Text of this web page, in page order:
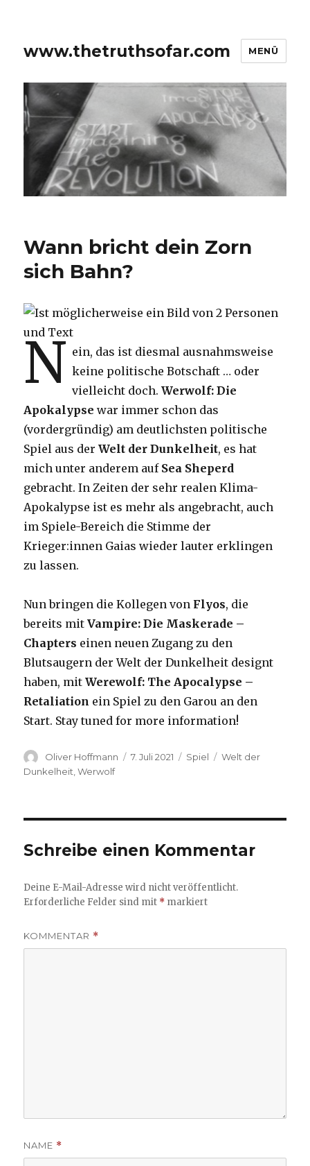
www.thetruthsofar.com MENÜ
Wann bricht dein Zorn
sich Bahn?
N ein, das ist diesmal ausnahmsweise
keine politische Botschaft … oder
vielleicht doch.Werwolf: Die
Apokalypse war immer schon das
(vordergründig) am deutlichsten politische
Spiel aus derWelt der Dunkelheit, es hat
mich unter anderem auf Sea Sheperd
gebracht. In Zeiten der sehr realen Klima-
Apokalypse ist es mehr als angebracht, auch
im Spiele-Bereich die Stimme der
Krieger:innen Gaias wieder lauter erklingen
zu lassen.
Nun bringen die Kollegen von Flyos, die
bereits mitVampire: Die Maskerade –
Chapters einen neuen Zugang zu den
Blutsaugern der Welt der Dunkelheit designt
haben, mitWerewolf: The Apocalypse –
Retaliation ein Spiel zu den Garou an den
Start. Stay tuned for more information!
Autor
Oliver Hoffmann
Veröffentlicht
7. Juli 2021 Kategorien
Spiel Schlagwörter
Welt der
Dunkelheit,Werwolf
Schreibe einen Kommentar
Deine E-Mail-Adresse wird nicht veröffentlicht.
Erforderliche Felder sind mit * markiert
KOMMENTAR *
NAME *